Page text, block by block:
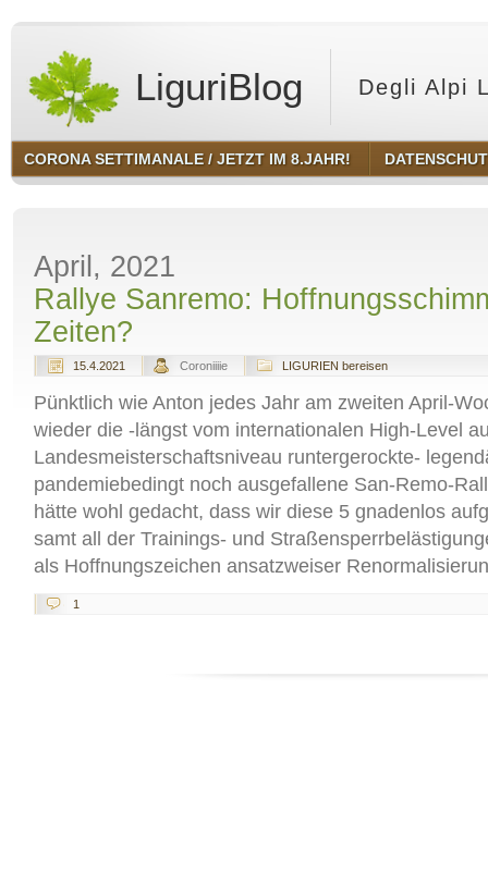
LiguriBlog Degli Alpi
CORONA SETTIMANALE / JETZT IM 8.JAHR!
April, 2021
Rallye Sanremo:
Zeiten?
15.4.2021 Coroniiiie LIGURIEN bereisen
Pünktlich wie Anton jedes Jahr am zweiten April-
wieder die -längst vom internationalen High-Level
Landesmeisterschaftsniveau runtergerockte-
pandemiebedingt noch ausgefallene San-Remo-
hätte wohl gedacht, dass wir diese 5 gnadenlos
samt all der Trainings- und
als Hoffnungszeichen ansatzweiser
1